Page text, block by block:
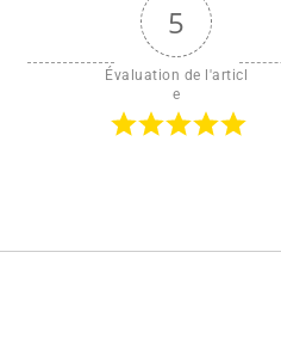
5
Évaluation de l'articl
e